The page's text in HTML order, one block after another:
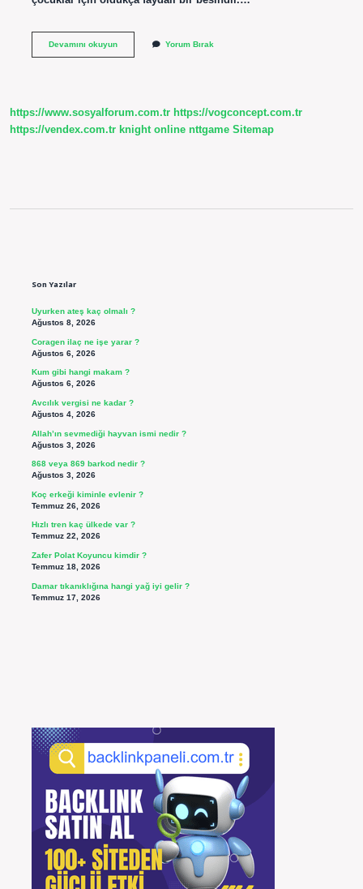
Devamını okuyunAm
Yorum Bırak
https://www.sosyalforum.com.tr https://vogconcept.com.tr
https://vendex.com.tr knight online nttgame Sitemap
Son Yazılar
Uyurken ateş kaç olmalı ?
Ağustos 8, 2026
Coragen ilaç ne işe yarar ?
Ağustos 6, 2026
Kum gibi hangi makam ?
Ağustos 6, 2026
Avcılık vergisi ne kadar ?
Ağustos 4, 2026
Allah’ın sevmediği hayvan ismi nedir ?
Ağustos 3, 2026
868 veya 869 barkod nedir ?
Ağustos 3, 2026
Koç erkeği kiminle evlenir ?
Temmuz 26, 2026
Hızlı tren kaç ülkede var ?
Temmuz 22, 2026
Zafer Polat Koyuncu kimdir ?
Temmuz 18, 2026
Damar tıkanıklığına hangi yağ iyi gelir ?
Temmuz 17, 2026